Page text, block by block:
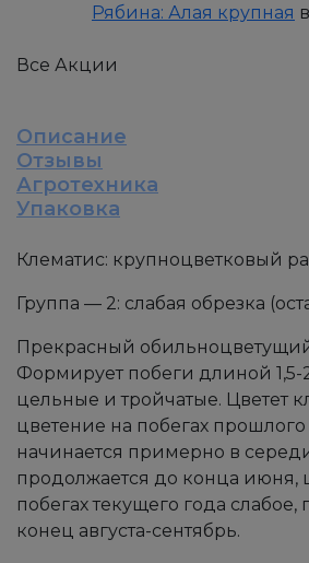
Рябина: Алая крупная
Все Акции
Описание
Отзывы
Агротехника
Упаковка
Клематис: крупноцветковый
Группа — 2: слабая обрезка
Прекрасный
Формирует побеги длиной 1,5-
цельные и тройчатые. Цветет
цветение на побегах
начинается примерно в
продолжается до конца июня,
побегах текущего года слабое,
конец августа-сентябрь.